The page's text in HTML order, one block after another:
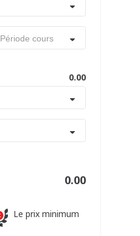
Période cours
0.00
0.00
Le prix minimum